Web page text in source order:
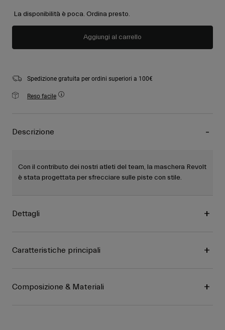
La disponibilità è poca. Ordina presto.
Aggiungi al carrello
Spedizione gratuita per ordini superiori a 100€
Reso facile
Descrizione
Con il contributo dei nostri atleti del team, la maschera Revolt
è stata progettata per sfrecciare sulle piste con stile.
Dettagli
Caratteristiche principali
Composizione & Materiali